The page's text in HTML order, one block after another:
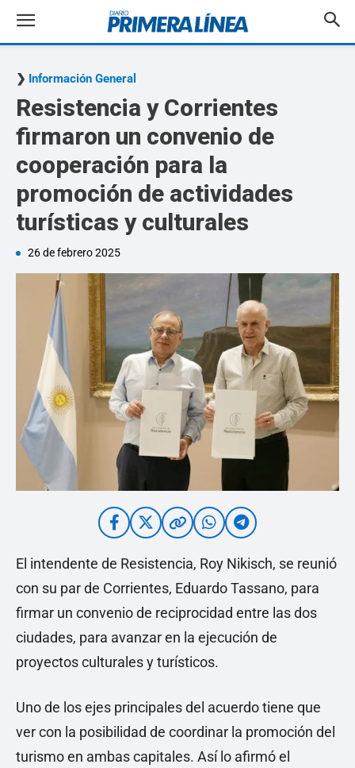
Información General
Resistencia y Corrientes
firmaron un convenio de
cooperación para la
promoción de actividades
turísticas y culturales
26 de febrero 2025
El intendente de Resistencia, Roy Nikisch, se reunió
con su par de Corrientes, Eduardo Tassano, para
firmar un convenio de reciprocidad entre las dos
ciudades, para avanzar en la ejecución de
proyectos culturales y turísticos.
Uno de los ejes principales del acuerdo tiene que
ver con la posibilidad de coordinar la promoción del
turismo en ambas capitales. Así lo afirmó el